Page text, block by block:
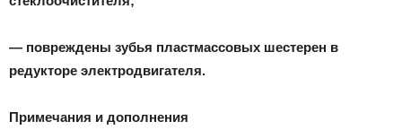
— повреждены зубья пластмассовых шестерен в
редукторе электродвигателя.
Примечания и дополнения